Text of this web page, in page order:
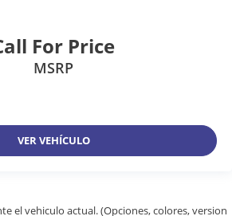
For Price
MSRP
VER VEHÍCULO
el vehiculo actual. (Opciones, colores, version